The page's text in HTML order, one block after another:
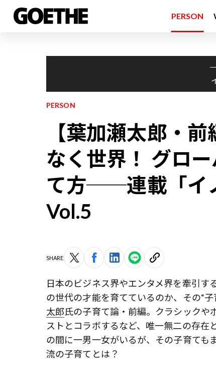
PERSON
PERSON
【葉加瀬太郎・
なく世界！ グロ
て方──連載「イ
Vol.5
SHARE
日本のビジネス界やエンタメ界を牽引す
の世代の才能を育てているのか、その“
太郎氏の子育て論・前編。クラシックや
ストとコラボするなど、唯一無二の存在
の間に一男一女がいるが、その子育ても
流の子育てとは？